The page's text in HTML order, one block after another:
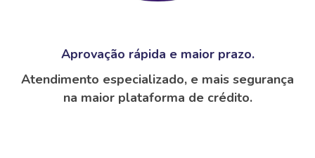
Aprovação rápida e maior prazo.
Atendimento especializado, e mais segurança
na maior plataforma de crédito.